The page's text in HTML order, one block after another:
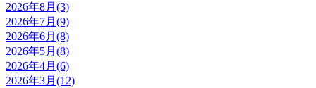
2026年8月(3)
2026年7月(9)
2026年6月(8)
2026年5月(8)
2026年4月(6)
2026年3月(12)